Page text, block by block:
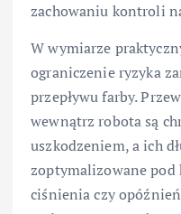
zachowaniu kontroli
W wymiarze
ograniczenie ryzyka
przepływu farby.
wewnątrz robota są
uszkodzeniem, a ich
zoptymalizowane
ciśnienia czy